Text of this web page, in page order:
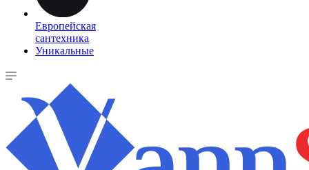
Европейская
сантехника
Уникальные